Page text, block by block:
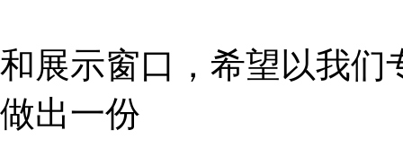
和展示窗口，希望以我们
做出一份